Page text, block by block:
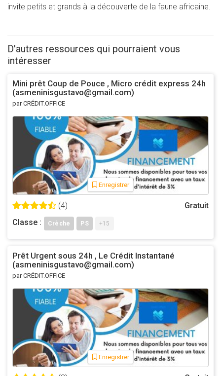
invite petits et grands à la découverte de la faune africaine.
D'autres ressources qui pourraient vous
intéresser
Mini prêt Coup de Pouce , Micro crédit express 24h
(asmeninisgustavo@gmail.com)
par CRÉDIT.OFFICE
Enregistrer
(4)
Gratuit
Classe :
Crèche PS +15
Prêt Urgent sous 24h , Le Crédit Instantané
(asmeninisgustavo@gmail.com)
par CRÉDIT.OFFICE
Enregistrer